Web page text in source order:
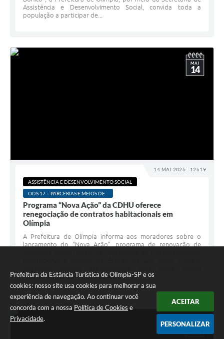
Prefeitura da Estância Turística de Olímpia-SP e os
cookies: nosso site usa cookies para melhorar a sua
experiência de navegação. Ao continuar você
concorda com a nossa Política de Cookies e
Privacidade.
ACEITAR
PERSONALIZAR
Assistência e Desenvolvimento Social, convida toda a
população a participar de...
14 MAI 2026 - 12h19
MAI
14
ASSISTÊNCIA E DESENVOLVIMENTO SOCIAL
ODS 17 – PARCERIAS E MEIOS DE...
Programa “Nova Ação” da CDHU oferece
renegociação de contratos habitacionais em
Olímpia
A Prefeitura de Olímpia informa aos moradores sobre o
lançamento do “Nova Ação”, programa de renovação de
financiamento de imóveis com a...
ABR